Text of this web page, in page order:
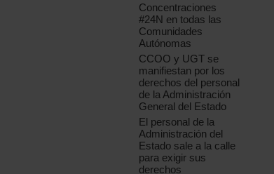
Concentraciones
#24N en todas las
Comunidades
Autónomas
CCOO y UGT se
manifiestan por los
derechos del personal
de la Administración
General del Estado
El personal de la
Administración del
Estado sale a la calle
para exigir sus
derechos